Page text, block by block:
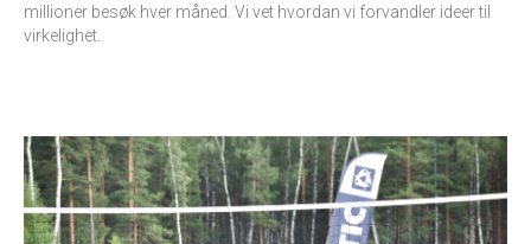
millioner besøk hver måned. Vi vet hvordan vi forvandler ideer til
virkelighet.